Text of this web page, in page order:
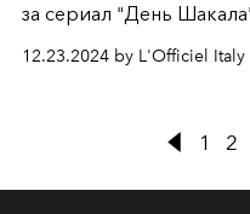
за сериал "День
двадцати лет
до активиста Тома
семеркой" и саге
12.23.2024 by L'Officiel Italy
1 2